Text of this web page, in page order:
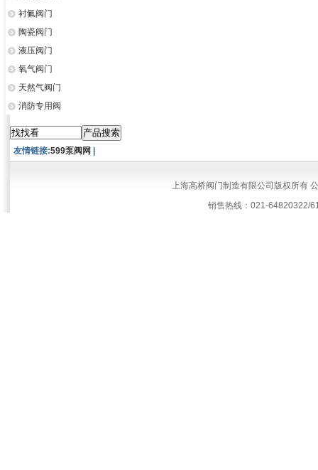
衬氟阀门
陶瓷阀门
液压阀门
氧气阀门
天然气阀门
消防专用阀
友情链接:599泵阀网
上海高桥阀门制造有限公司版权所有
销售热线：021-64820322/